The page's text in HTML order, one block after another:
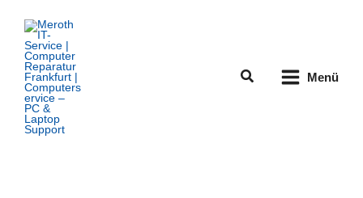
Inhalt
springen
Suchen Menü